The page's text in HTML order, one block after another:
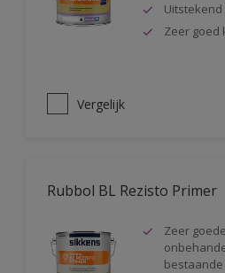
Zeer goed
Vergelijk
Rubbol BL Rezisto Primer
Zeer